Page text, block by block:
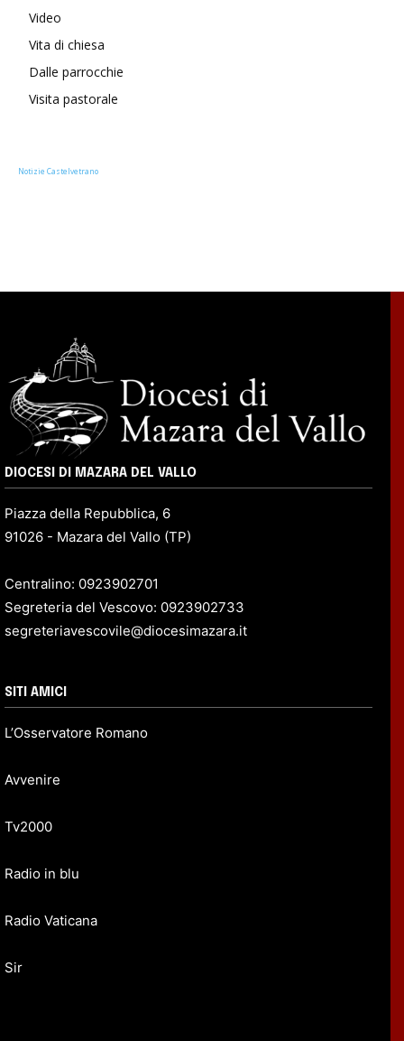
Video
Vita di chiesa
Dalle parrocchie
Visita pastorale
Notizie Castelvetrano
DIOCESI DI MAZARA DEL VALLO
Piazza della Repubblica, 6
91026 - Mazara del Vallo (TP)
Centralino: 0923902701
Segreteria del Vescovo: 0923902733
segreteriavescovile@diocesimazara.it
SITI AMICI
L’Osservatore Romano
Avvenire
Tv2000
Radio in blu
Radio Vaticana
Sir